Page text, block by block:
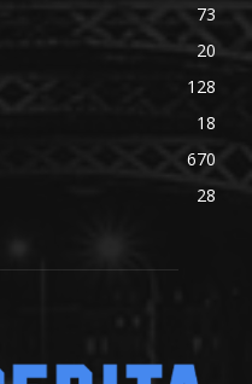
73
20
128
18
670
28